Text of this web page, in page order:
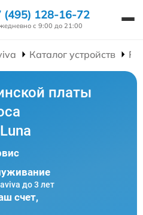
(495) 128-16-72
с 9:00 до 21:00
Каталог устройств
платы
до 3 лет
счет,